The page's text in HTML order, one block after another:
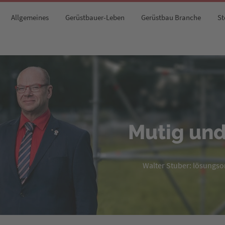
Allgemeines Gerüstbauer-Leben Gerüstbau Branche
Mutig
Walter Stuber: